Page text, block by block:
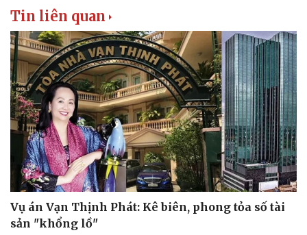
Tin liên quan
Vụ án Vạn Thịnh Phát: Kê biên, phong tỏa số tài
sản "khổng lồ"